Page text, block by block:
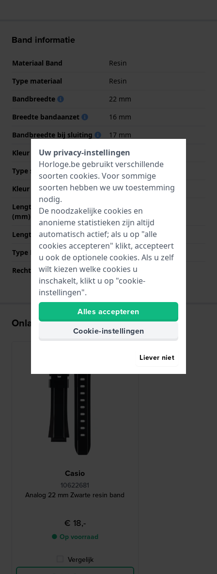
Band informatie
Materiaal Band
Resin
Type materiaal
Resin
Bandbreedte
22 mm
Breedte bandaanzet
16 mm
Bandbreedte bij sluiting
17 mm
Kleur Band
Zwart
Type sluiting
Kleur sluiting
Roségoud
Lengte band op 12 uur
(mm)
70 mm
Lengte band op 6 uur (mm)
110 mm
Type Bevestiging
Bandpennen
Rechte aanzet
Nee
Onlangs bekeken
Casio
10622681
Analog 22 mm Zwarte resin band
€ 18,-
● Op voorraad
Vergelijk
Uw privacy-instellingen
Horloge.be gebruikt verschillende
soorten cookies. Voor sommige
soorten hebben we uw toestemming
nodig.
De noodzakelijke cookies en
anonieme statistieken zijn altijd
automatisch actief; als u op "alle
cookies accepteren" klikt, accepteert
u ook de optionele cookies. Als u zelf
wilt kiezen welke cookies u
inschakelt, klikt u op "cookie-
instellingen".
Alles accepteren
Cookie-instellingen
Liever niet